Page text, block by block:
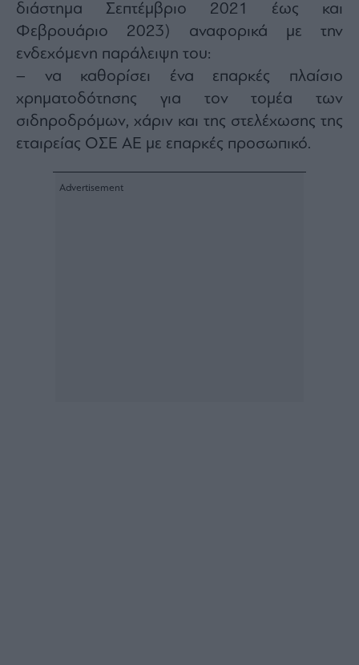
διάστημα Σεπτέμβριο 2021 έως και
Φεβρουάριο 2023) αναφορικά με την
ενδεχόμενη παράλειψη του:
– να καθορίσει ένα επαρκές πλαίσιο
χρηματοδότησης για τον τομέα των
σιδηροδρόμων, χάριν και της στελέχωσης της
εταιρείας ΟΣΕ ΑΕ με επαρκές προσωπικό.